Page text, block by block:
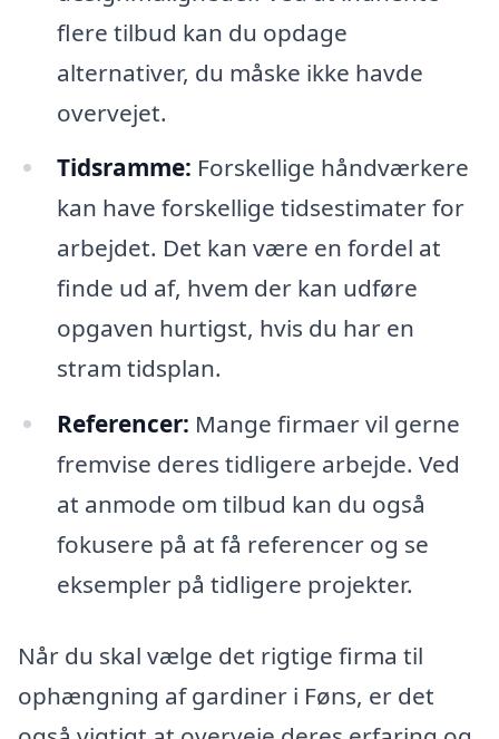
flere tilbud kan du opdage
alternativer, du måske ikke havde
overvejet.
Tidsramme: Forskellige håndværkere
kan have forskellige tidsestimater for
arbejdet. Det kan være en fordel at
finde ud af, hvem der kan udføre
opgaven hurtigst, hvis du har en
stram tidsplan.
Referencer: Mange firmaer vil gerne
fremvise deres tidligere arbejde. Ved
at anmode om tilbud kan du også
fokusere på at få referencer og se
eksempler på tidligere projekter.
Når du skal vælge det rigtige firma til
ophængning af gardiner i Føns, er det